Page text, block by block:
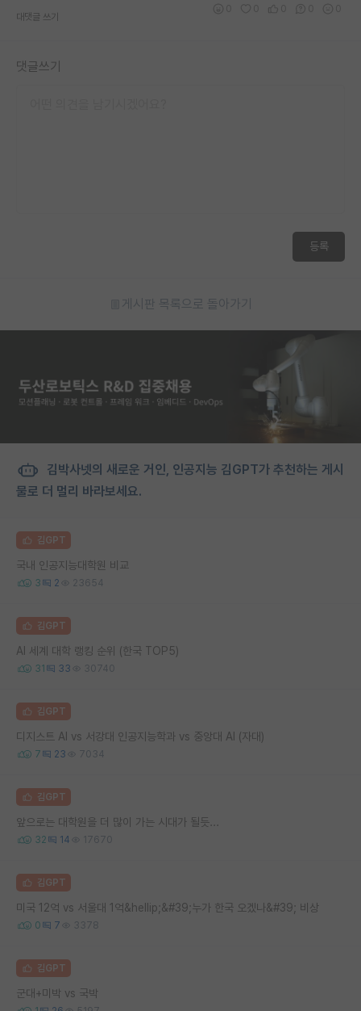
대댓글 쓰기
댓글쓰기
등록
게시판 목록으로 돌아가기
김박사넷의 새로운 거인, 인공지능 김GPT가 추천하는 게시
물로 더 멀리 바라보세요.
김GPT
국내 인공지능대학원 비교
3 2 23654
김GPT
AI 세계 대학 랭킹 순위 (한국 TOP5)
31 33 30740
김GPT
디지스트 AI vs 서강대 인공지능학과 vs 중앙대 AI (자대)
7 23 7034
김GPT
앞으로는 대학원을 더 많이 가는 시대가 될듯...
32 14 17670
김GPT
미국 12억 vs 서울대 1억&hellip;&#39;누가 한국 오겠나&#39; 비상
0 7 3378
김GPT
군대+미박 vs 국박